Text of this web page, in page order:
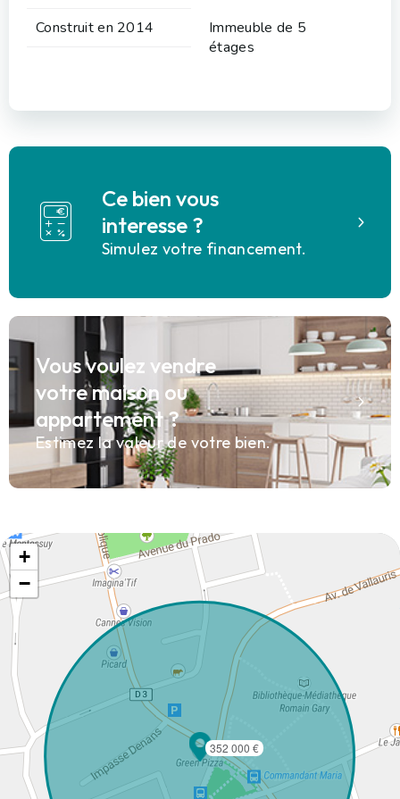
Construit en 2014
Immeuble de 5
étages
Ce bien vous
interesse ?
Simulez votre financement.
Vous voulez vendre
votre maison ou
appartement ?
Estimez la valeur de votre bien.
352 000 €
+
−